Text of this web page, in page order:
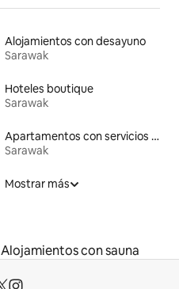
Alojamientos con desayuno
Sarawak
Hoteles boutique
Sarawak
Apartamentos con servicios incluidos vacacionales
Sarawak
Mostrar más
Alojamientos con sauna